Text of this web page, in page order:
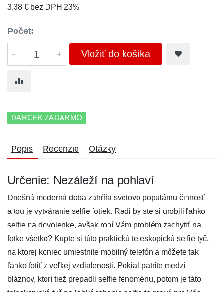
3,38 € bez DPH 23%
Počet:
Vložiť do košíka
DARČEK ZADARMO
Popis Recenzie Otázky
Určenie: Nezáleží na pohlaví
Dnešná moderná doba zahŕňa svetovo populárnu činnosť
a tou je vytváranie selfie fotiek. Radi by ste si urobili ľahko
selfie na dovolenke, avšak robí Vám problém zachytiť na
fotke všetko? Kúpte si túto praktickú teleskopickú selfie tyč,
na ktorej koniec umiestnite mobilný telefón a môžete tak
ľahko fotiť z veľkej vzdialenosti. Pokiaľ patríte medzi
bláznov, ktorí tiež prepadli selfie fenoménu, potom je táto